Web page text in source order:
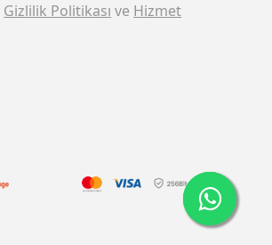
Gizlilik Politikası ve Hizmet